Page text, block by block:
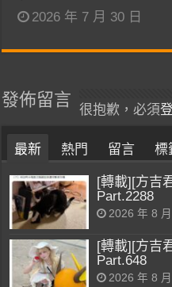
2026 年 7 月 30 日
發佈留言
很抱歉，必須
最新 熱門 留言 標
[轉載][方吉
Part.2288
2026 年 8
[轉載][方吉
Part.648
2026 年 8